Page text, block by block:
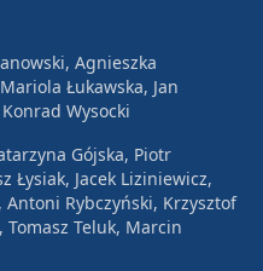
Agnieszka
Łukawska, Jan
Wysocki
Gójska, Piotr
Łysiak, Jacek Liziniewicz,
Rybczyński, Krzysztof
Tomasz Teluk, Marcin